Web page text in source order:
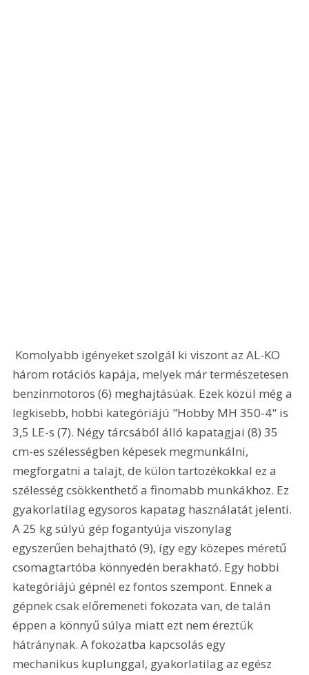
három rotációs kapája, melyek már természetesen
benzinmotoros (6) meghajtásúak. Ezek közül még a
legkisebb, hobbi kategóriájú "Hobby MH 350-4" is
3,5 LE-s (7). Négy tárcsából álló kapatagjai (8) 35
cm-es szélességben képesek megmunkálni,
megforgatni a talajt, de külön tartozékokkal ez a
szélesség csökkenthető a finomabb munkákhoz. Ez
gyakorlatilag egysoros kapatag használatát jelenti.
A 25 kg súlyú gép fogantyúja viszonylag
egyszerűen behajtható (9), így egy közepes méretű
csomagtartóba könnyedén berakható. Egy hobbi
kategóriájú gépnél ez fontos szempont. Ennek a
gépnek csak előremeneti fokozata van, de talán
éppen a könnyű súlya miatt ezt nem éreztük
hátránynak. A fokozatba kapcsolás egy
mechanikus kuplunggal, gyakorlatilag az egész